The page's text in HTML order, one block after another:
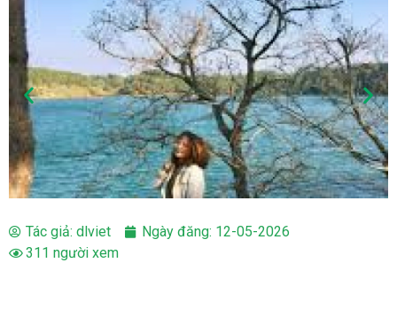
Tác giả: dlviet Ngày đăng: 12-05-2026
311 người xem